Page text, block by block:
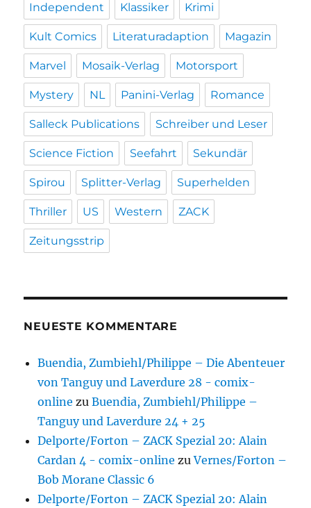
Independent Klassiker Krimi
Kult Comics Literaturadaption Magazin
Marvel Mosaik-Verlag Motorsport
Mystery NL Panini-Verlag Romance
Salleck Publications Schreiber und Leser
Science Fiction Seefahrt Sekundär
Spirou Splitter-Verlag Superhelden
Thriller US Western ZACK
Zeitungsstrip
NEUESTE KOMMENTARE
Buendia, Zumbiehl/Philippe – Die Abenteuer
von Tanguy und Laverdure 28 - comix-
online zuBuendia, Zumbiehl/Philippe –
Tanguy und Laverdure 24 + 25
Delporte/Forton – ZACK Spezial 20: Alain
Cardan 4 - comix-online zuVernes/Forton –
Bob Morane Classic 6
Delporte/Forton – ZACK Spezial 20: Alain